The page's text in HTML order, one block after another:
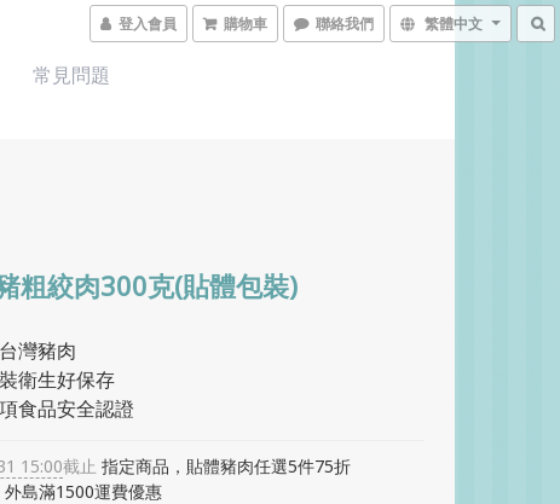
登入會員 購物車 聯絡我們 繁體中文
常見問題
粗絞肉300克(貼體包裝)
灣豬肉
衛生好保存
食品安全認證
15:00截止 指定商品，貼體豬肉任選5件75折
外島滿1500運費優惠